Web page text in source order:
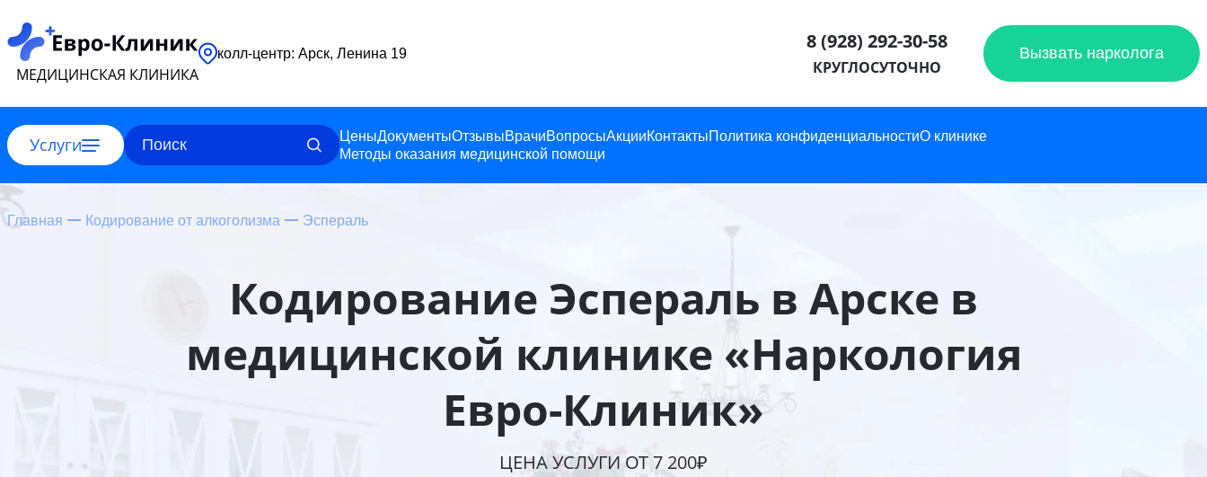
МЕДИЦИНСКАЯ КЛИНИКА
колл-центр: Арск, Ленина 19 8 (928) 292-30-58
КРУГЛОСУТОЧНО
Вызвать нарколога
Услуги ЦеныДокументыОтзывыВрачиВопросыАкцииКонтактыПолитика конфиденциальностиО клинике
Методы оказания медицинской помощи
Главная Кодирование от алкоголизма Эспераль
Кодирование Эспераль в Арске в
медицинской клинике «Наркология
Евро-Клиник»
ЦЕНА УСЛУГИ ОТ 7 200₽